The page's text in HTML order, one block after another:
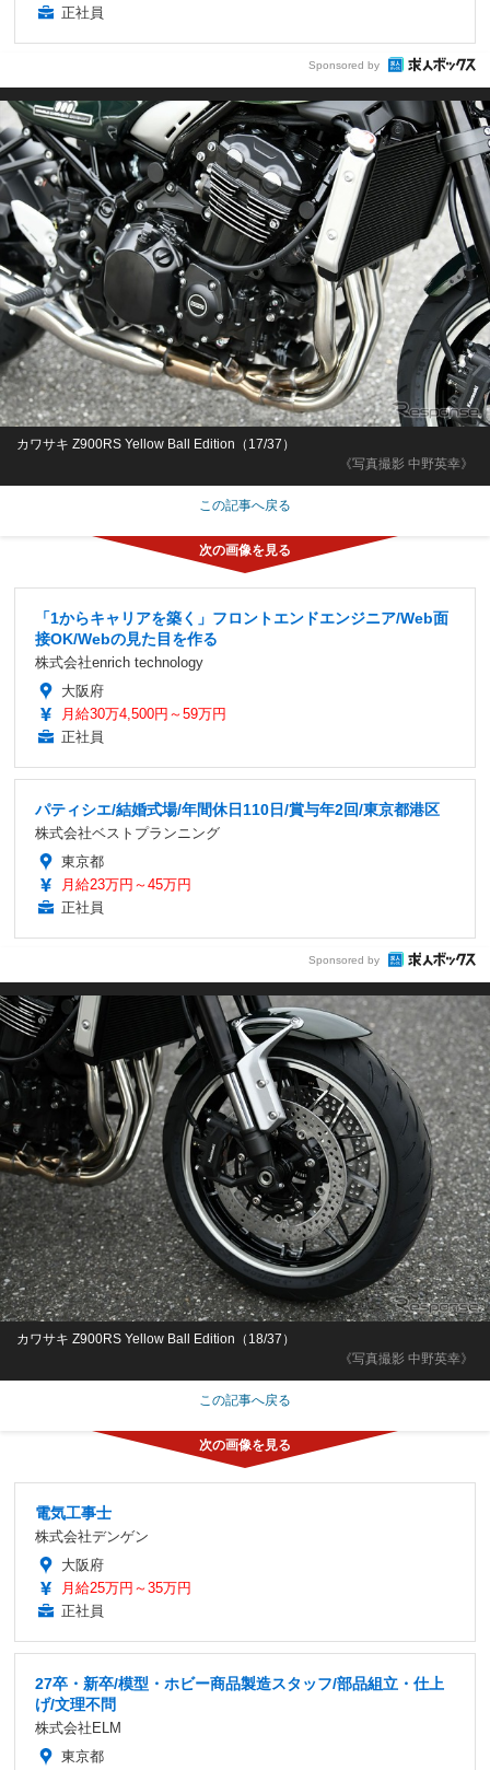
正社員
Sponsored by
《写真撮影 中野英幸》
カワサキ Z900RS Yellow Ball Edition（17/37）
この記事へ戻る
「1からキャリアを築く」フロントエンドエンジニア/Web面
接OK/Webの見た目を作る
株式会社enrich technology
大阪府
月給30万4,500円～59万円
正社員
パティシエ/結婚式場/年間休日110日/賞与年2回/東京都港区
株式会社ベストプランニング
東京都
月給23万円～45万円
正社員
Sponsored by
《写真撮影 中野英幸》
カワサキ Z900RS Yellow Ball Edition（18/37）
この記事へ戻る
電気工事士
株式会社デンゲン
大阪府
月給25万円～35万円
正社員
27卒・新卒/模型・ホビー商品製造スタッフ/部品組立・仕上
げ/文理不問
株式会社ELM
東京都